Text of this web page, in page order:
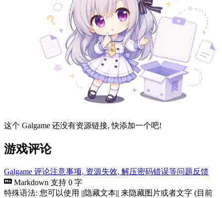
这个 Galgame 还没有资源链接, 快添加一个吧!
游戏评论
Galgame 评论注意事项, 资源失效, 解压密码错误等问题反馈
Markdown 支持 0 字
特殊语法: 您可以使用 ||隐藏文本|| 来隐藏图片或者文字 (目前